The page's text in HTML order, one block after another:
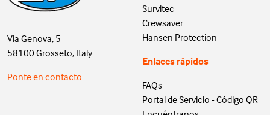
Via Genova, 5
58100 Grosseto, Italy
Ponte en contacto
Survitec
Crewsaver
Hansen Protection
Enlaces rápidos
FAQs
Portal de Servicio - Código QR